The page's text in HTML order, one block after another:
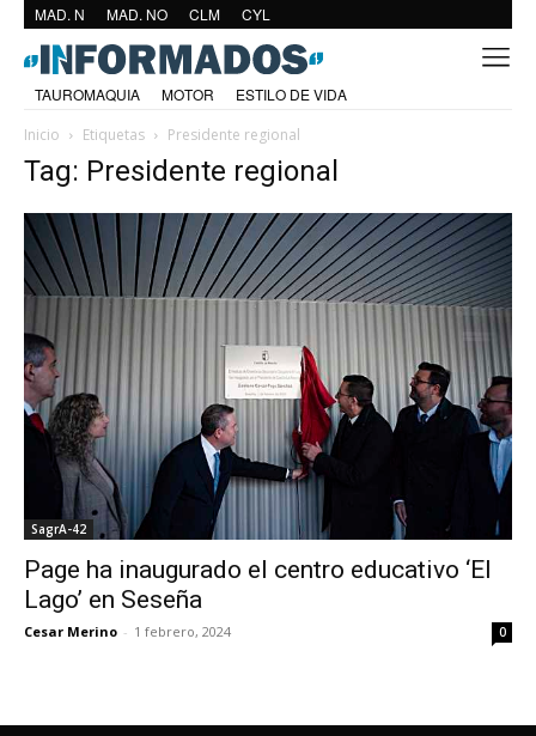
MAD. N MAD. NO CLM CYL
TAUROMAQUIA MOTOR
ESTILO DE VIDA
Inicio
Etiquetas Presidente regional
Tag: Presidente regional
SagrA-42
Page ha inaugurado el centro educativo ‘El
Lago’ en Seseña
Cesar Merino - 1 febrero, 2024 0